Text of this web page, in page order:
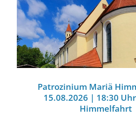
Patrozinium Mariä
15.08.2026 | 18:30
Himmelfahrt